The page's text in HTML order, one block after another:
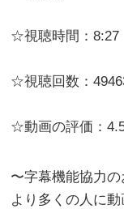
☆視聴時間：8:27
☆視聴回数：
☆動画の評価：
〜字幕機能協力
より多くの人に